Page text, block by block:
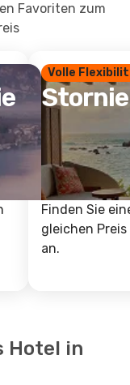
Favoriten zum
Volle
Finden Sie
gleichen
an.
Hotel in